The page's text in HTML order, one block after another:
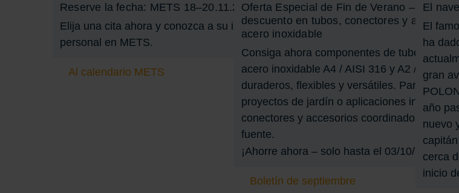
Reserve la fecha: METS 18–20.11.2025
Elija una cita ahora y conozca a su interlocutor
personal en METS.
Al calendario METS
Oferta Especial de Fin de Verano – Hasta
descuento en tubos, conectores y
acero inoxidable
Consiga ahora componentes de tubos
acero inoxidable A4 / AISI 316 y A2 / AISI 304
duraderos, flexibles y versátiles. Para
proyectos de jardín o aplicaciones
conectores y accesorios coordinados de una
fuente.
¡Ahorre ahora – solo hasta el 03/10/2025!
Boletín de septiembre
El
El
ha
gran
año
nuevo
cerca
inicio